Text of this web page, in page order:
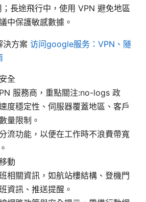
長途飛行中，使用 VPN 避免地區
中保護敏感數據。
決方案 访问google服务：VPN、隧
全
服務商，重點關注:no-logs 政
度穩定性、伺服器覆蓋地區、客戶
量限制。
流功能，以便在工作時不浪費帶寬
動
相關資訊，如航站樓結構、登機門
資訊、推送提醒。